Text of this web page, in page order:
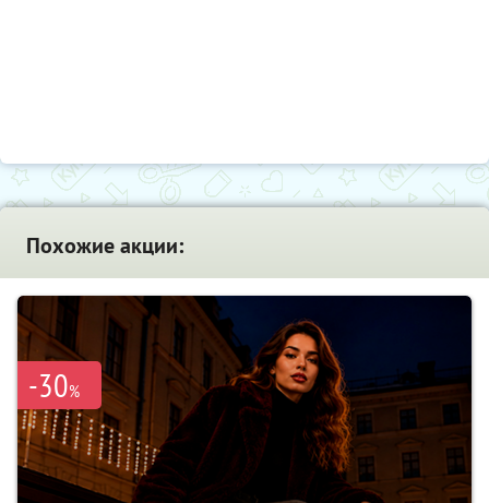
Похожие акции:
-30%